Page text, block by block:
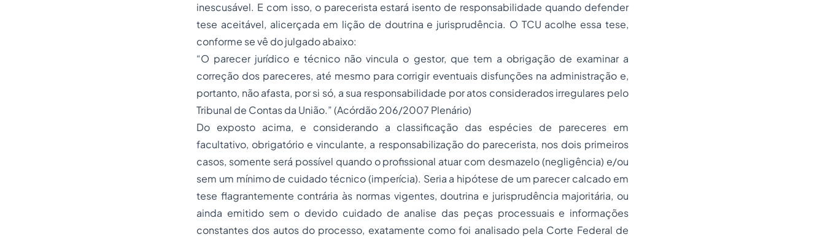
inescusável. E com isso, o parecerista estará isento de responsabilidade quando defender
tese aceitável, alicerçada em lição de doutrina e jurisprudência. O TCU acolhe essa tese,
conforme se vê do julgado abaixo:
“O parecer jurídico e técnico não vincula o gestor, que tem a obrigação de examinar a
correção dos pareceres, até mesmo para corrigir eventuais disfunções na administração e,
portanto, não afasta, por si só, a sua responsabilidade por atos considerados irregulares pelo
Tribunal de Contas da União.” (Acórdão 206/2007 Plenário)
Do exposto acima, e considerando a classificação das espécies de pareceres em
facultativo, obrigatório e vinculante, a responsabilização do parecerista, nos dois primeiros
casos, somente será possível quando o profissional atuar com desmazelo (negligência) e/ou
sem um mínimo de cuidado técnico (imperícia). Seria a hipótese de um parecer calcado em
tese flagrantemente contrária às normas vigentes, doutrina e jurisprudência majoritária, ou
ainda emitido sem o devido cuidado de analise das peças processuais e informações
constantes dos autos do processo, exatamente como foi analisado pela Corte Federal de